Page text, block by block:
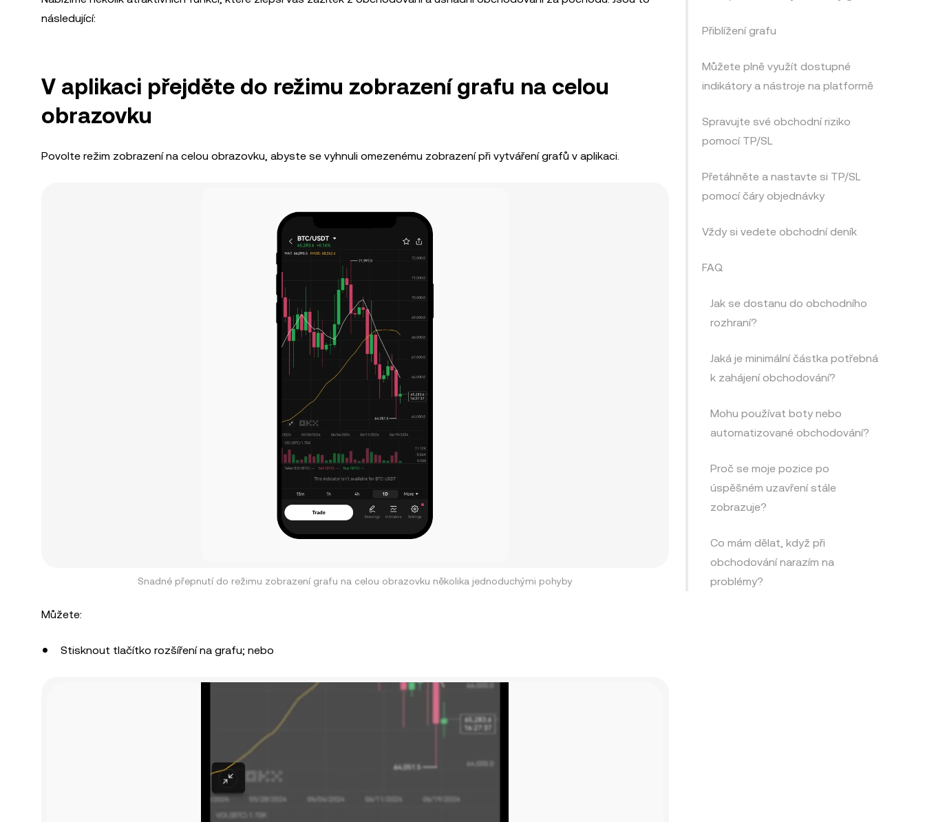
následující:
V aplikaci přejděte do režimu zobrazení grafu na celou
obrazovku
Povolte režim zobrazení na celou obrazovku, abyste se vyhnuli omezenému zobrazení při vytváření grafů v aplikaci.
Snadné přepnutí do režimu zobrazení grafu na celou obrazovku několika jednoduchými pohyby
Můžete:
Stisknout tlačítko rozšíření na grafu; nebo
Přiblížení grafu
Můžete plně využít dostupné
indikátory a nástroje na platformě
Spravujte své obchodní riziko
pomocí TP/SL
Přetáhněte a nastavte si TP/SL
pomocí čáry objednávky
Vždy si vedete obchodní deník
FAQ
Jak se dostanu do obchodního
rozhraní?
Jaká je minimální částka potřebná
k zahájení obchodování?
Mohu používat boty nebo
automatizované obchodování?
Proč se moje pozice po
úspěšném uzavření stále
zobrazuje?
Co mám dělat, když při
obchodování narazím na
problémy?